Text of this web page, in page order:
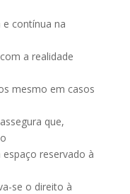
contínua na
a realidade
mesmo em casos
que,
reservado à
se o direito à